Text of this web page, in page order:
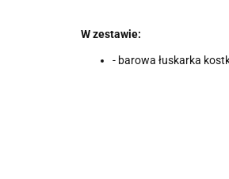
W zestawie:
- barowa łuskarka